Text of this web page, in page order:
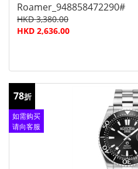
Roamer_948858472290#
HKD 3,380.00
HKD 2,636.00
78折
如需购买
请向客服